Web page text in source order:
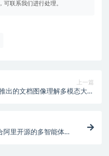
可联系我们进行处理。
上一篇
出的文档图像理解多模态大模
里开源的多智能体故